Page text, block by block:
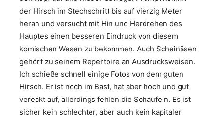
der Hirsch im Stechschritt bis auf vierzig Meter
heran und versucht mit Hin und Herdrehen des
Hauptes einen besseren Eindruck von diesem
komischen Wesen zu bekommen. Auch Scheinäsen
gehört zu seinem Repertoire an Ausdrucksweisen.
Ich schieße schnell einige Fotos von dem guten
Hirsch. Er ist noch im Bast, hat aber hoch und gut
vereckt auf, allerdings fehlen die Schaufeln. Es ist
sicher kein schlechter, aber auch kein kapitaler